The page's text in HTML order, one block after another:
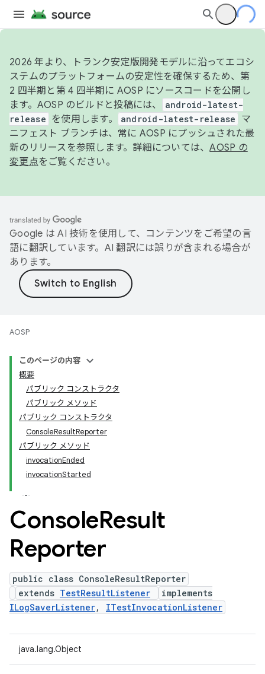
2026 年より、トランク安定版開発モデルに沿ってエコシ
ステムのプラットフォームの安定性を確保するため、第
2 四半期と第 4 四半期に AOSP にソースコードを公開し
ます。AOSP のビルドと投稿には、
android-latest-
release
を使用します。 android-latest-release
マ
ニフェスト ブランチは、常に AOSP にプッシュされた最
新のリリースを参照します。詳細については、AOSP の
変更点をご覧ください。
Google は AI 技術を使用して、コンテンツをご希望の言
語に翻訳しています。AI 翻訳には誤りが含まれる場合が
あります。
AOSP
このページの内容
概要
パブリック コンストラクタ
パブリック メソッド
パブリック コンストラクタ
ConsoleResultReporter
パブリック メソッド
invocationEnded
invocationStarted
ConsoleResult
Reporter
public class ConsoleResultReporter
extends TestResultListener
implements
ILogSaverListener, ITestInvocationListener
java.lang.Object